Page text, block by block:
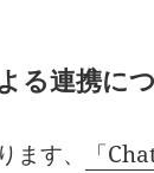
る連携に
す、
「